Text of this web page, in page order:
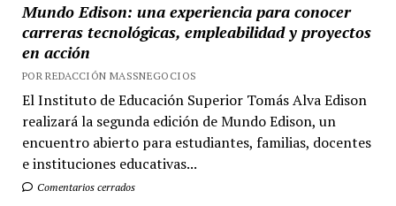
Mundo Edison: una experiencia para conocer
carreras tecnológicas, empleabilidad y proyectos
en acción
POR REDACCIÓN MASSNEGOCIOS
El Instituto de Educación Superior Tomás Alva Edison
realizará la segunda edición de Mundo Edison, un
encuentro abierto para estudiantes, familias, docentes
e instituciones educativas...
Comentarios cerrados